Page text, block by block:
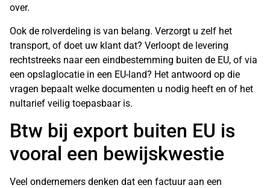
over.
Ook de rolverdeling is van belang. Verzorgt u zelf het
transport, of doet uw klant dat? Verloopt de levering
rechtstreeks naar een eindbestemming buiten de EU, of via
een opslaglocatie in een EU-land? Het antwoord op die
vragen bepaalt welke documenten u nodig heeft en of het
nultarief veilig toepasbaar is.
Btw bij export buiten EU is
vooral een bewijskwestie
Veel ondernemers denken dat een factuur aan een